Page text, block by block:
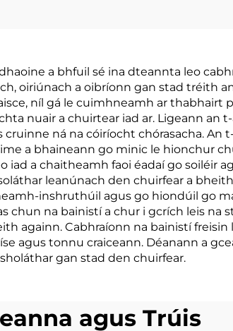
Codladh Mouth
le haghaidh
Náisiúnta
a bhfuil sé ina dteannta leo
oiriúnach a oibríonn gan stad tréith
níl gá le cuimhneamh ar thabhairt
nuair a chuirtear iad ar. Ligeann an
ná na cóiríocht chórasacha. An
a bhaineann go minic le hionchur
a chaitheamh faoi éadaí go soiléir
leanúnach den chuirfear a
inshruthúil agus go hiondúil go
na bainistí a chur i gcrích leis na
againn. Cabhraíonn na bainistí freisin
agus tonnu craiceann. Déanann a
gan stad den chuirfear.
agus Trúis